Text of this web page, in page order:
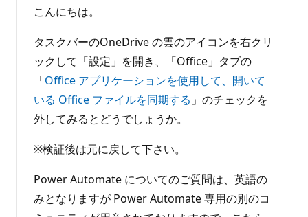
せ
ん
ン
こんにちは。
タスクバーのOneDrive の雲のアイコンを右クリ
ックして「設定」を開き、「Office」タブの
「Office アプリケーションを使用して、開いて
いる Office ファイルを同期する 」のチェックを
外してみるとどうでしょうか。
※検証後は元に戻して下さい。
Power Automate についてのご質問は、英語の
みとなりますが Power Automate 専用の別のコ